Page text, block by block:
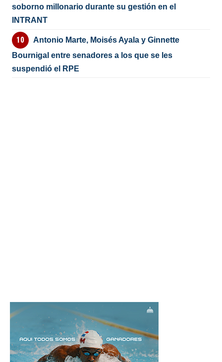
soborno millonario durante su gestión en el
INTRANT
Antonio Marte, Moisés Ayala y Ginnette
Bournigal entre senadores a los que se les
suspendió el RPE